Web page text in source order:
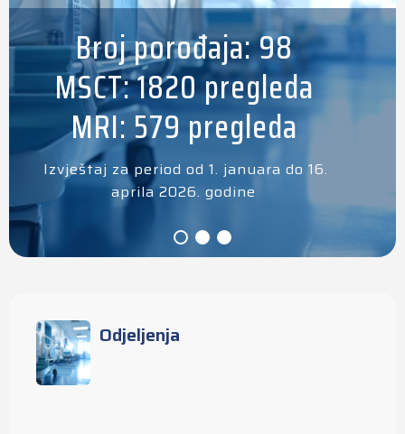
Broj porođaja: 98
MSCT: 1820 pregleda
MRI: 579 pregleda
Izvještaj za period od 1. januara do 16.
aprila 2026. godine
Odjeljenja